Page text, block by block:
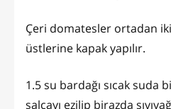
Çeri domatesler ortadan
üstlerine kapak yapılır.
1.5 su bardağı sıcak suda
salçayı ezilip birazda